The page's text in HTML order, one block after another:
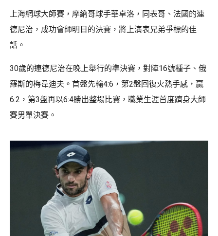
上海網球大師賽，摩納哥球手華卓洛，同表哥、法國的連
德尼治，成功會師明日的決賽，將上演表兄弟爭標的佳
話。
30歲的連德尼治在晚上舉行的準決賽，對陣16號種子、俄
羅斯的梅韋迪夫。首盤先輸4:6，第2盤回復火熱手感，贏
6:2，第3盤再以6:4勝出整場比賽，職業生涯首度躋身大師
賽男單決賽。